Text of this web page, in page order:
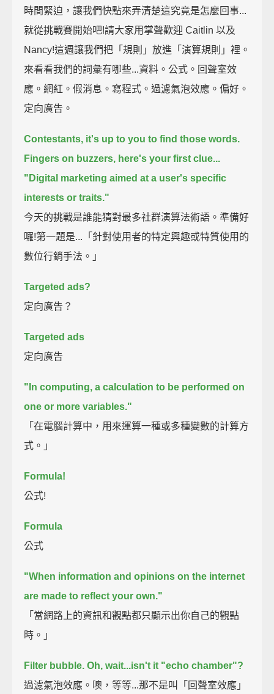
時間緊迫，讓我們快點來弄清楚這究竟是怎麼回事...
就從挑戰賽開始吧!請大家用掌聲歡迎 Caitlin 以及
Nancy!這週讓我們把「規則」放進「演算規則」裡。
來看看我們的詞彙有哪些...資料。公式。回聲室效
應。網紅。假消息。寫程式。過濾氣泡效應。偏好。
定向廣告。
Contestants, it's up to you to find those words.
Fingers on buzzers, here's your first clue...
"Digital marketing aimed at a user's specific
interests or traits."
今天的挑戰是誰能猜對最多社群演算法術語。準備好
囉!第一題是...「針對使用者的特定興趣或特質使用的
數位行銷手法。」
Targeted ads?
定向廣告？
Targeted ads
定向廣告
"In computing, a calculation to be performed on
one or more variables."
「在電腦計算中，用來運算一種或多種變數的計算方
式。」
Formula!
公式!
Formula
公式
"When information and opinions on the internet
are made to reflect your own."
「當網路上的資訊和觀點都只顯示出你自己的觀點
時。」
Filter bubble. Oh, wait...isn't it "echo chamber"?
過濾氣泡效應。噢，等等...那不是叫「回聲室效應」